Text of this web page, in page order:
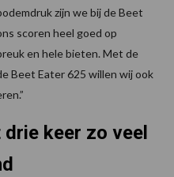
zijn we bij de Beet
scoren heel goed op
en hele bieten. Met de
Beet Eater 625 willen wij ook
keer zo veel